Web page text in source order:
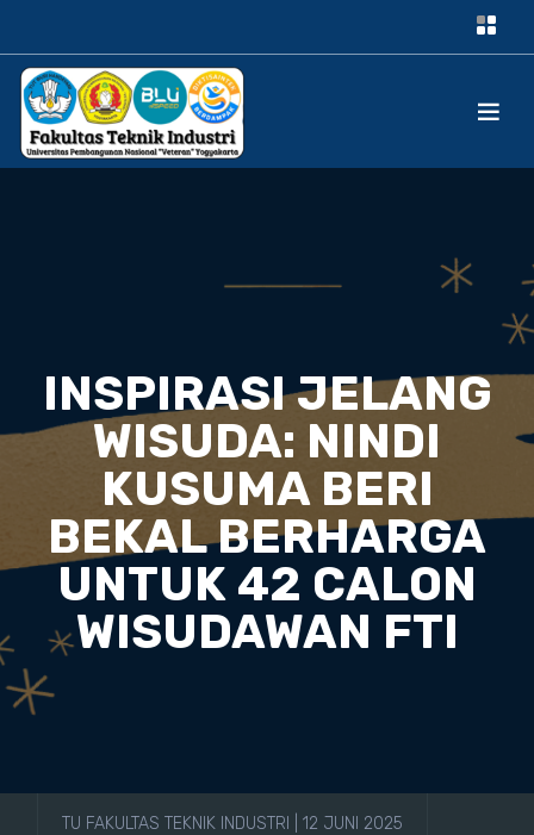
INSPIRASI JELANG
WISUDA: NINDI
KUSUMA BERI
BEKAL BERHARGA
UNTUK 42 CALON
WISUDAWAN FTI
TU FAKULTAS TEKNIK INDUSTRI | 12 JUNI 2025